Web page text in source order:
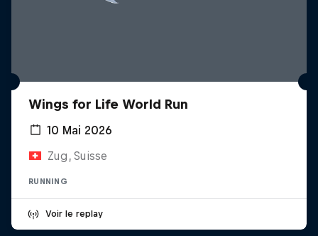
Wings for Life World Run
10 Mai 2026
Zug, Suisse
RUNNING
Voir le replay